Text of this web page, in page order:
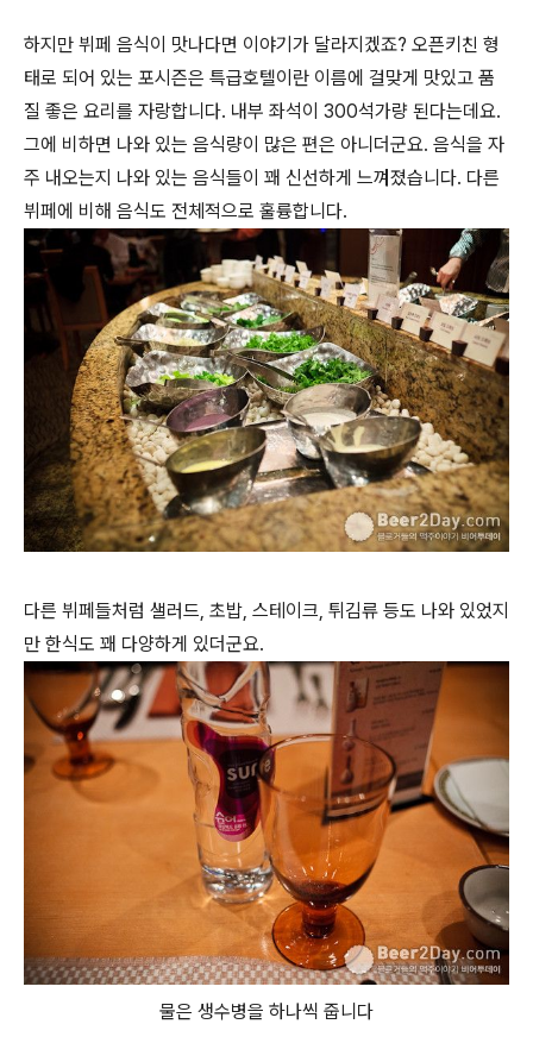
하지만 뷔페 음식이 맛나다면 이야기가 달라지겠죠? 오픈키친 형
태로 되어 있는 포시즌은 특급호텔이란 이름에 걸맞게 맛있고 품
질 좋은 요리를 자랑합니다. 내부 좌석이 300석가량 된다는데요.
그에 비하면 나와 있는 음식량이 많은 편은 아니더군요. 음식을 자
주 내오는지 나와 있는 음식들이 꽤 신선하게 느껴졌습니다. 다른
뷔페에 비해 음식도 전체적으로 훌륭합니다.
다른 뷔페들처럼 샐러드, 초밥, 스테이크, 튀김류 등도 나와 있었지
만 한식도 꽤 다양하게 있더군요.
물은 생수병을 하나씩 줍니다